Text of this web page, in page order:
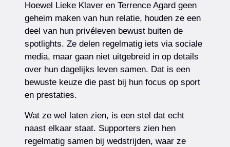
Hoewel Lieke Klaver en Terrence Agard geen
geheim maken van hun relatie, houden ze een
deel van hun privéleven bewust buiten de
spotlights. Ze delen regelmatig iets via sociale
media, maar gaan niet uitgebreid in op details
over hun dagelijks leven samen. Dat is een
bewuste keuze die past bij hun focus op sport
en prestaties.
Wat ze wel laten zien, is een stel dat echt
naast elkaar staat. Supporters zien hen
regelmatig samen bij wedstrijden, waar ze